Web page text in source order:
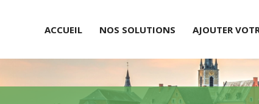
ACCUEIL NOS SOLUTIONS AJOUTER